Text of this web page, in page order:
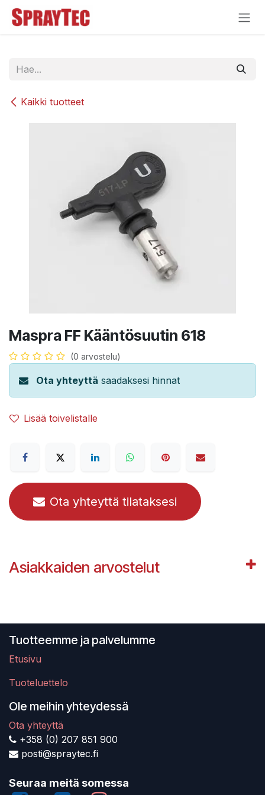
Siirry sisältöön
Kaikki tuotteet
Maspra FF Kääntösuutin 618
(0 arvostelu)
Ota yhteyttä saadaksesi hinnat
Lisää toivelistalle
Ota yhteyttä tilataksesi
Asiakkaiden arvostelut
Tuotteemme ja palvelumme
Etusivu
Tuoteluettelo
Ole meihin yhteydessä
Ota yhteyttä
+358 (0) 207 851 900
posti@spraytec.fi
Seuraa meitä somessa